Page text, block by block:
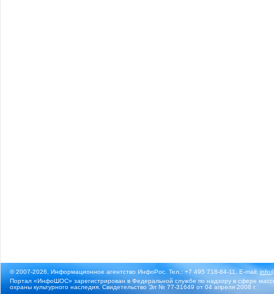
© 2007-2026, Информационное агентство ИнфоРос. Тел.: +7 495 718-84-11, E-mail:
Портал «ИнфоШОС» зарегистрирован в Федеральной службе по надзору в сфере
охраны культурного наследия. Свидетельство Эл № 77-31649 от 04 апреля 2008 г.